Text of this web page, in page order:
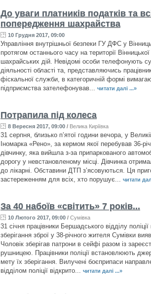
До уваги платників податків та
попередження шахрайства
10 Грудня 2017, 09:00
Управління внутрішньої безпеки ГУ ДФС у
протягом останнього часу на території
шахрайських дій. Невідомі особи телефонують
діяльності області та, представляючись
фіскальної служби, в категоричній формі
підприємства зателефонував...
читати далі ...»
Потрапила під колеса
8 Вересня 2017, 09:00 / Велика Киріївка
31 серпня, близько п’ятої години вечора, у
Іномарка «Рено», за кермом якої перебував 36-
дівчинку, яка вийшла з-за припаркованого
дорогу у невстановленому місці. Дівчинка
до лікарні. Обставини ДТП з’ясовуються. Ця
застереженням для всіх, хто порушує...
читати
За 40 набоїв «світить» 7 років...
10 Лютого 2017, 09:00 / Сумівка
31 січня працівники Бершадського відділу
зберігання зброї у 38-річного жителя Сумівки
Чоловік зберігав патрони в сейфі разом із
рушницею. Працівники поліції встановлюють
мету їх зберігання. Вилучені боєприпаси
відділом поліції відкрито...
читати далі ...»